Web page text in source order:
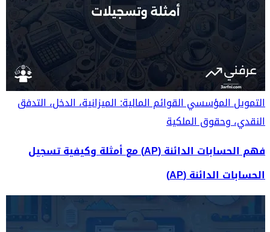
التمويل المؤسسيالقوائم المالية: الميزانية، الدخل، التدفق
النقدي، وحقوق الملكية
فهم الحسابات الدائنة (AP) مع أمثلة وكيفية تسجيل
الحسابات الدائنة (AP)